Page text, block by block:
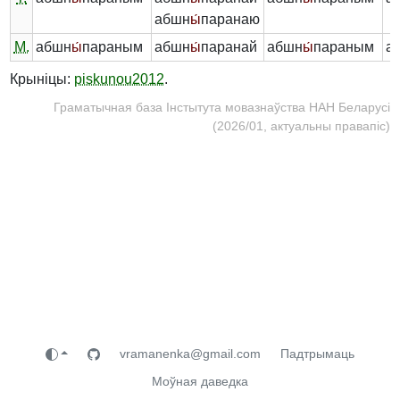
абшны́паранаю
М. абшны́параным абшны́паранай абшны́параным
Крыніцы: piskunou2012.
Граматычная база Інстытута мовазнаўства НАН Беларусі
(2026/01, актуальны правапіс)
vramanenka@gmail.com
Падтрымаць
Моўная даведка